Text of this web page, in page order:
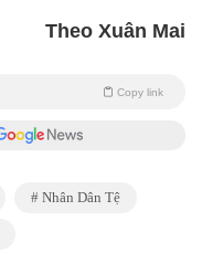
Theo Xuân Mai
Copy link
Nhân Dân Tệ